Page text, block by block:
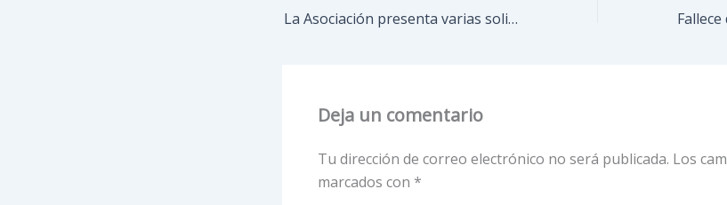
La Asociación presenta varias solicitudes al Ayuntamiento para mejorar el Casco Histórico
Deja un comentario
Tu dirección de correo electrónico no será publicada. Los
marcados con *